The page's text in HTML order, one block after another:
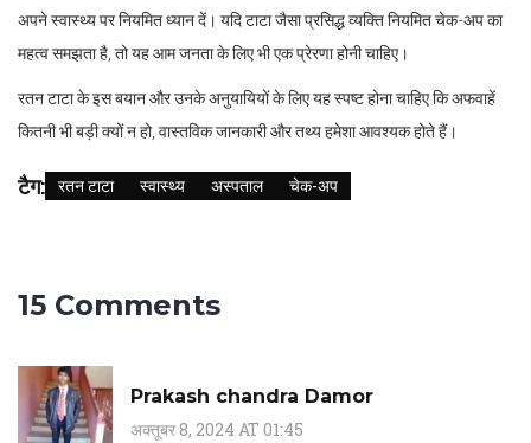
अपने स्वास्थ्य पर नियमित ध्यान दें। यदि टाटा जैसा प्रसिद्ध व्यक्ति नियमित चेक-अप का
महत्व समझता है, तो यह आम जनता के लिए भी एक प्रेरणा होनी चाहिए।
रतन टाटा के इस बयान और उनके अनुयायियों के लिए यह स्पष्ट होना चाहिए कि अफवाहें
कितनी भी बड़ी क्यों न हो, वास्तविक जानकारी और तथ्य हमेशा आवश्यक होते हैं।
टैग: रतन टाटा स्वास्थ्य अस्पताल चेक-अप
15 Comments
Prakash chandra Damor
अक्तूबर 8, 2024 AT 01:45